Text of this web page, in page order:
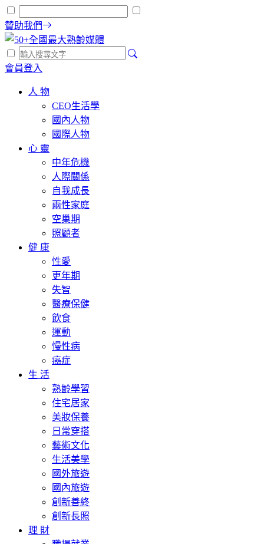
贊助我們
會員登入
人 物
CEO生活學
國內人物
國際人物
心 靈
中年危機
人際關係
自我成長
兩性家庭
空巢期
照顧者
健 康
性愛
更年期
失智
醫療保健
飲食
運動
慢性病
癌症
生 活
熟齡學習
住宅居家
美妝保養
日常穿搭
藝術文化
生活美學
國外旅遊
國內旅遊
創新善終
創新長照
理 財